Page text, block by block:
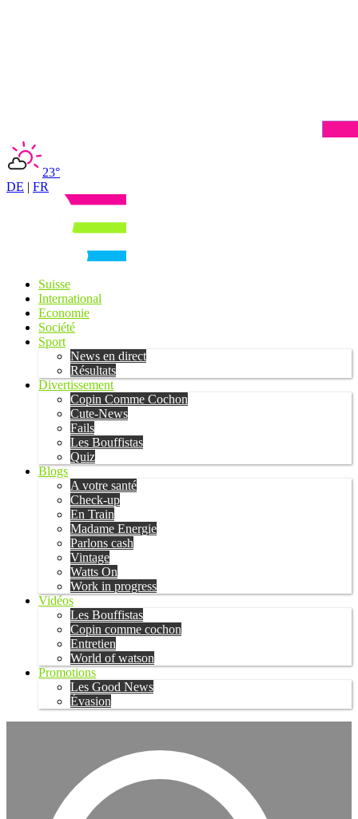
23°
DE | FR
Suisse
International
Economie
Société
Sport
News en direct
Résultats
Divertissement
Copin Comme Cochon
Cute-News
Fails
Les Bouffistas
Quiz
Blogs
A votre santé
Check-up
En Train
Madame Energie
Parlons cash
Vintage
Watts On
Work in progress
Vidéos
Les Bouffistas
Copin comme cochon
Entretien
World of watson
Promotions
Les Good News
Évasion